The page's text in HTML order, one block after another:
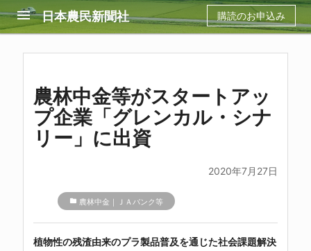
menu 日本農民新聞社 購読のお申込み
農林中金等がスタートアッ
プ企業「グレンカル・シナ
リー」に出資
2020年7月27日
folder 農林中金｜ＪＡバンク等
植物性の残渣由来のプラ製品普及を通じた社会課題解決